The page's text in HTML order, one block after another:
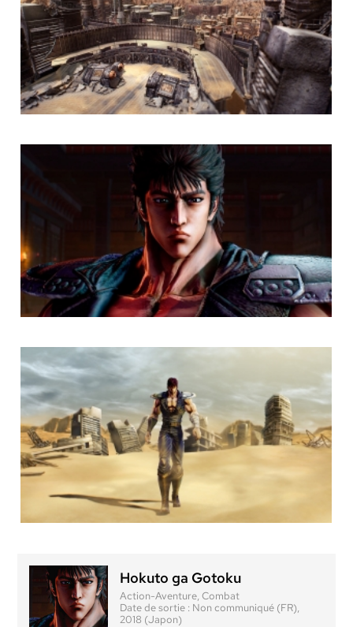
Hokuto ga Gotoku
Action-Aventure, Combat
Date de sortie : Non communiqué (FR),
2018 (Japon)